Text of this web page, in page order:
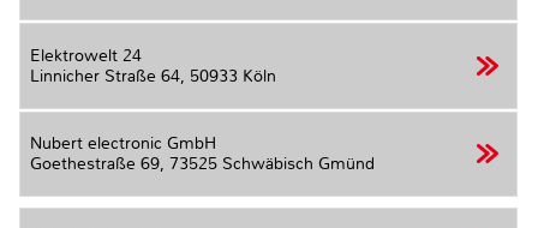
Elektrowelt 24
Linnicher Straße 64, 50933 Köln
Nubert electronic GmbH
Goethestraße 69, 73525 Schwäbisch Gmünd